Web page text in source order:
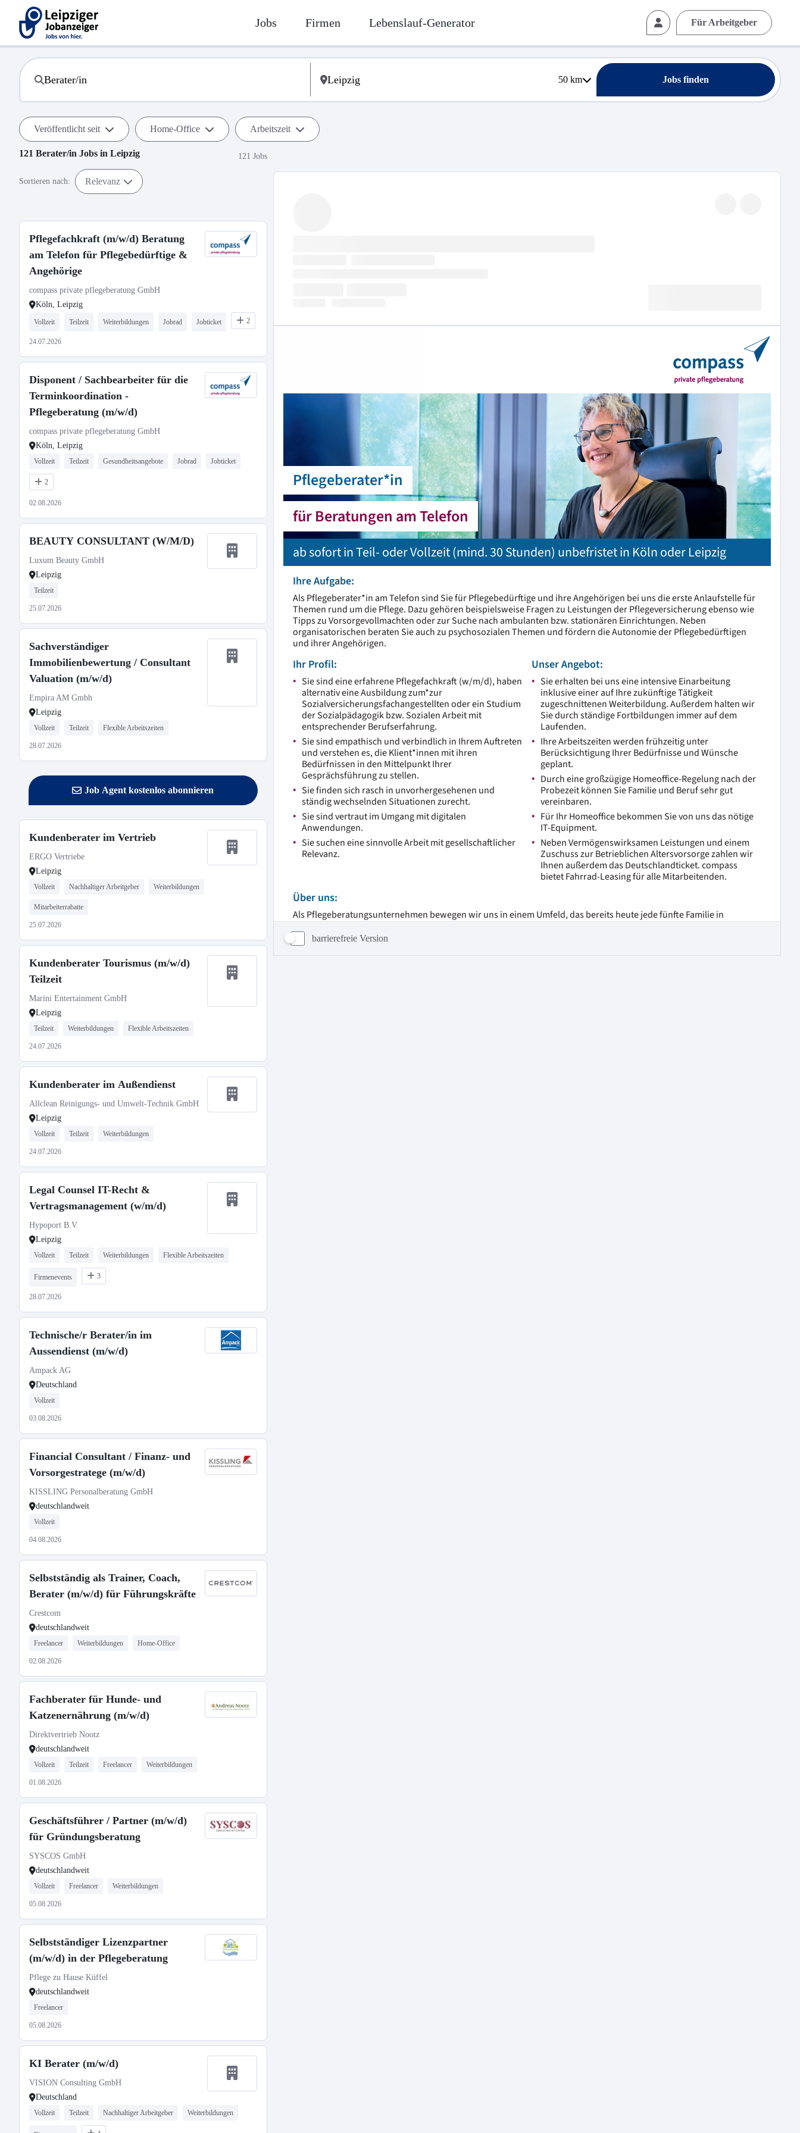
Jobs Firmen Lebenslauf-Generator Für Arbeitgeber
50km Jobs finden
Veröffentlicht seit Home-Office Arbeitszeit
121 Berater/in Jobs in Leipzig 121 Jobs
Sortieren nach: Relevanz
Pflegefachkraft (m/w/d) Beratung
am Telefon für Pflegebedürftige &
Angehörige
compass private pflegeberatung GmbH
Köln, Leipzig
Vollzeit Teilzeit Weiterbildungen Jobrad Jobticket 2
24.07.2026
Disponent / Sachbearbeiter für die
Terminkoordination -
Pflegeberatung (m/w/d)
compass private pflegeberatung GmbH
Köln, Leipzig
Vollzeit Teilzeit Gesundheitsangebote Jobrad Jobticket
2
02.08.2026
BEAUTY CONSULTANT (W/M/D)
Luxum Beauty GmbH
Leipzig
Teilzeit
25.07.2026
Sachverständiger
Immobilienbewertung / Consultant
Valuation (m/w/d)
Empira AM Gmbh
Leipzig
Vollzeit Teilzeit Flexible Arbeitszeiten
28.07.2026
Job Agent kostenlos abonnieren
Kundenberater im Vertrieb
ERGO Vertriebe
Leipzig
Vollzeit Nachhaltiger Arbeitgeber Weiterbildungen
Mitarbeiterrabatte
25.07.2026
Kundenberater Tourismus (m/w/d)
Teilzeit
Marini Entertainment GmbH
Leipzig
Teilzeit Weiterbildungen Flexible Arbeitszeiten
24.07.2026
Kundenberater im Außendienst
Allclean Reinigungs- und Umwelt-Technik GmbH
Leipzig
Vollzeit Teilzeit Weiterbildungen
24.07.2026
Legal Counsel IT-Recht &
Vertragsmanagement (w/m/d)
Hypoport B.V.
Leipzig
Vollzeit Teilzeit Weiterbildungen Flexible Arbeitszeiten
Firmenevents 3
28.07.2026
Technische/r Berater/in im
Aussendienst (m/w/d)
Ampack AG
Deutschland
Vollzeit
03.08.2026
Financial Consultant / Finanz- und
Vorsorgestratege (m/w/d)
KISSLING Personalberatung GmbH
deutschlandweit
Vollzeit
04.08.2026
Selbstständig als Trainer, Coach,
Berater (m/w/d) für Führungskräfte
Crestcom
deutschlandweit
Freelancer Weiterbildungen Home-Office
02.08.2026
Fachberater für Hunde- und
Katzenernährung (m/w/d)
Direktvertrieb Nootz
deutschlandweit
Vollzeit Teilzeit Freelancer Weiterbildungen
01.08.2026
Geschäftsführer / Partner (m/w/d)
für Gründungsberatung
SYSCOS GmbH
deutschlandweit
Vollzeit Freelancer Weiterbildungen
05.08.2026
Selbstständiger Lizenzpartner
(m/w/d) in der Pflegeberatung
Pflege zu Hause Küffel
deutschlandweit
Freelancer
05.08.2026
KI Berater (m/w/d)
VISION Consulting GmbH
Deutschland
Vollzeit Teilzeit Nachhaltiger Arbeitgeber Weiterbildungen
barrierefreie Version